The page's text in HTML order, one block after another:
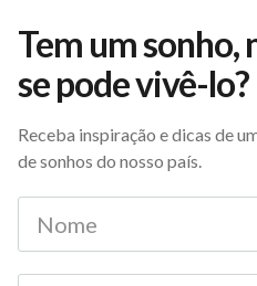
Tem um sonho,
se pode vivê-lo?
Receba inspiração e dicas de
de sonhos do nosso país.